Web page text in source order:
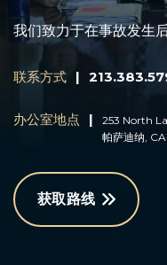
我们致力于在事故发生
联系方式 |
办公室地点 |
253 North
帕萨迪纳, CA
获取路线